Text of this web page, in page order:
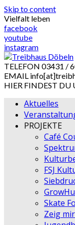
Skip to content
Vielfalt leben
facebook
youtube
instagram
TELEFON 03431 /
EMAIL
HIER FINDEST DU
Aktuelles
PROJEKTE
Café
FSJ
Skate
Zeig